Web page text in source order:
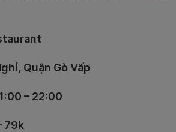
Quận Gò Vấp
– 22:00
79k